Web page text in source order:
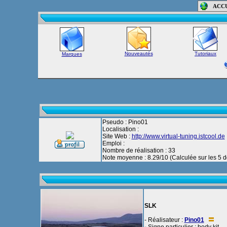
Marques Nouveautés Tutoriaux
Pseudo : Pino01
Localisation :
Site Web : http://www.virtual-tuning.istcool.de
Emploi :
Nombre de réalisation : 33
Note moyenne : 8.29/10 (Calculée sur les 5
SLK
- Réalisateur : Pino01